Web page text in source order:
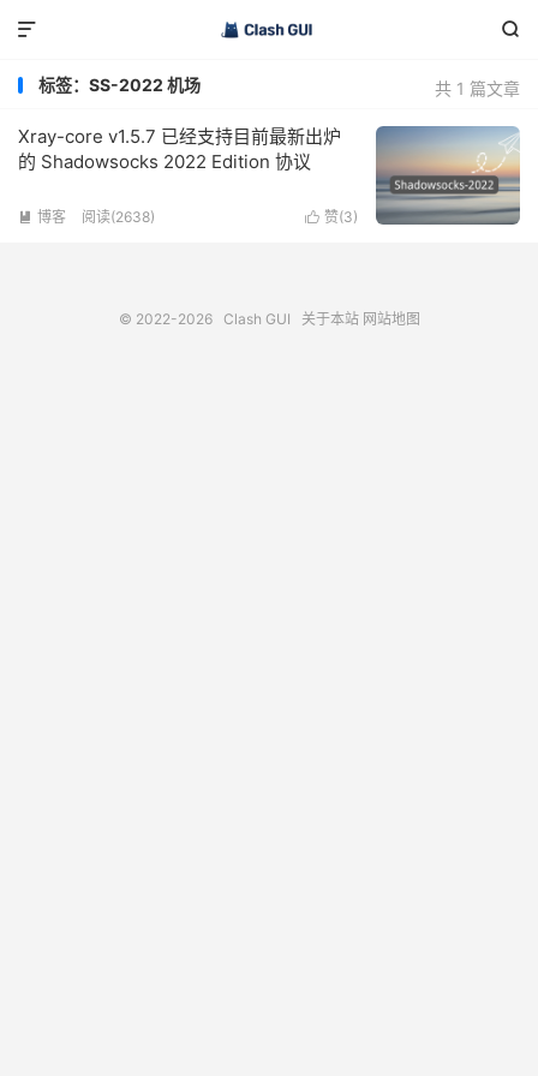


共 1 篇文章
标签：SS-2022 机场
Xray-core v1.5.7 已经支持目前最新出炉
的 Shadowsocks 2022 Edition 协议
 赞(3)
 博客 阅读(2638)
© 2022-2026 Clash GUI 关于本站 网站地图